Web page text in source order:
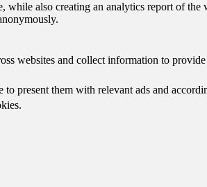
also creating an analytics report of the
websites and collect information to provide
present them with relevant ads and